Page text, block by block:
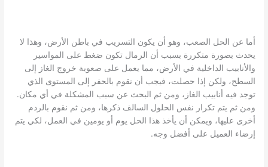
أما عن الحل الصعب، وهو أن يكون التسريب في باطن الأرض، وهذا لا
يحدث بصورة متكررة بسبب أن الرمال تكون ضغط على المواسير
والأنابيب الداخلية في الأرض، مما يعمل على صعوبة خروج الغاز إلى
السطح، ولكن إذا حصلت، فيجب أن نقوم بالحفر إلى المستوى الذي
توجد فيه أنابيب الغاز، ومن ثم البحث عن سبب المشكلة في أي مكان.
ومن ثم يتم تكرار نفس الحلول السالف ذكرها، ومن ثم نقوم بالردم
أخرى عليها، ويمكن أن يأخذ هذا الحل يوم أو يومين في العمل، لكي يتم
إرضاء العميل على أفضل وجه.